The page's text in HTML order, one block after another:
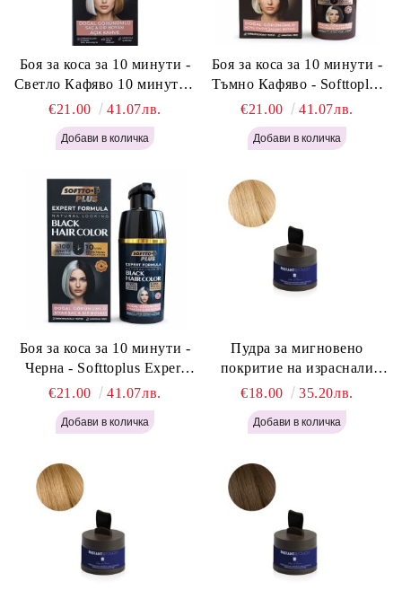
Боя за коса за 10 минути -
Светло Кафяво 10 минути -
Softtoplus Expert Woman
Light Brown 400мл
€21.00 41.07лв.
Боя за коса за 10 минути -
Тъмно Кафяво - Softtoplus
Expert Woman Dark Brown
400 мл
€21.00 41.07лв.
Боя за коса за 10 минути -
Черна - Softtoplus Expert
Woman Black 400мл
€21.00 41.07лв.
Пудра за мигновено
покритие на израснали
корени Светло Русо - Labor
Pro Instant Retouch Powder -
Light Blonde H646
€18.00 35.20лв.